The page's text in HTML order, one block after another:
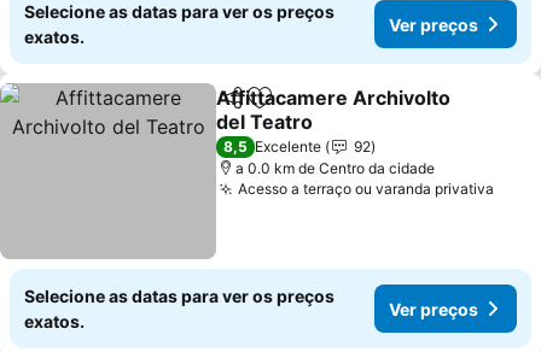
Selecione as datas para ver os preços
exatos.
Ver preços
PartilharAdicionar aos favoritos
Affittacamere Archivolto
del Teatro
8,5 Excelente
92
a 0.0 km de Centro da cidade
Acesso a terraço ou varanda privativa
Selecione as datas para ver os preços
exatos.
Ver preços